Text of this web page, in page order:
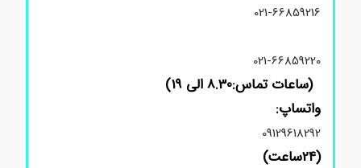
021-66859216
021-66859220
(ساعات تماس:8.30 الی 19)
واتساپ:
09129618292